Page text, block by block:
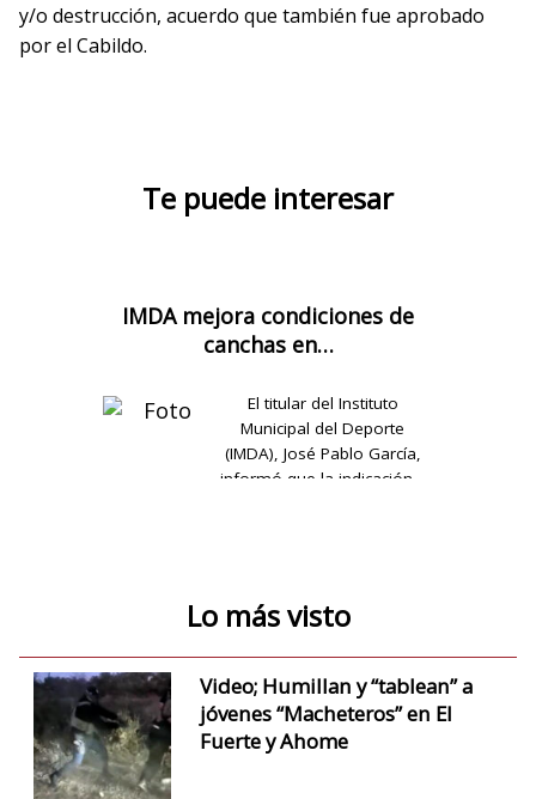
y/o destrucción, acuerdo que también fue aprobado
por el Cabildo.
Te puede interesar
IMDA mejora condiciones de
canchas en…
El titular del Instituto
Municipal del Deporte
(IMDA), José Pablo García,
informó que la indicación…
Lo más visto
Video; Humillan y “tablean” a
jóvenes “Macheteros” en El
Fuerte y Ahome